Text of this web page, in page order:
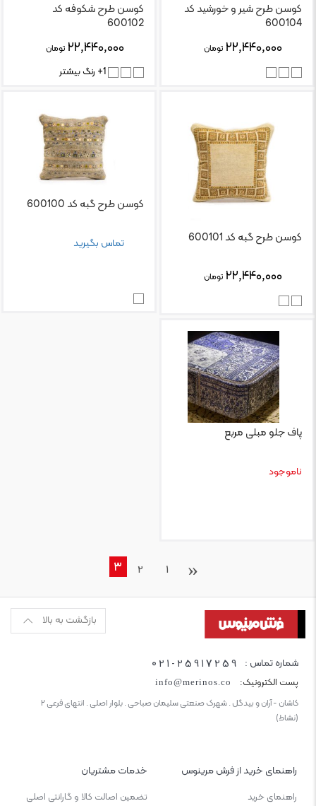
کوسن طرح شیر و خورشید کد
600104
۲۲,۴۴۰,۰۰۰ تومان
کوسن طرح شکوفه کد
600102
۲۲,۴۴۰,۰۰۰ تومان
1+ رنگ بیشتر
کوسن طرح گبه کد 600101
۲۲,۴۴۰,۰۰۰ تومان
کوسن طرح گبه کد 600100
تماس بگیرید
پاف جلو مبلی مربع
ناموجود
1
2
3
بازگشت به بالا
شماره تماس : 021-25917259
پست الکترونیک: info@merinos.co
کاشان - آران و بیدگل . شهرک صنعتی سلیمان صباحی . بلوار اصلی . انتهای فرعی ۲
(نشاط)
راهنمای خرید از فرش مرینوس
راهنمای خرید
خدمات مشتریان
تضمین اصالت کالا و گارانتی اصلی